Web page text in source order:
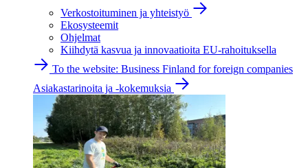
Verkostoituminen ja yhteistyö
Ekosysteemit
Ohjelmat
Kiihdytä kasvua ja innovaatioita EU-rahoituksella
To the website: Business Finland for foreign companies
Asiakastarinoita ja -kokemuksia